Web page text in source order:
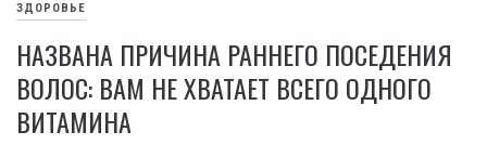
ЗДОРОВЬЕ
НАЗВАНА ПРИЧИНА РАННЕГО ПОСЕДЕНИЯ
ВОЛОС: ВАМ НЕ ХВАТАЕТ ВСЕГО ОДНОГО
ВИТАМИНА